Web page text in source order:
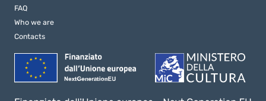
FAQ
Who we are
Contacts